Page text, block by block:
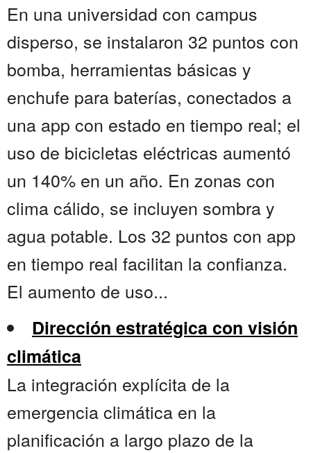
En una universidad con campus
disperso, se instalaron 32 puntos con
bomba, herramientas básicas y
enchufe para baterías, conectados a
una app con estado en tiempo real; el
uso de bicicletas eléctricas aumentó
un 140% en un año. En zonas con
clima cálido, se incluyen sombra y
agua potable. Los 32 puntos con app
en tiempo real facilitan la confianza.
El aumento de uso...
Dirección estratégica con visión
climática
La integración explícita de la
emergencia climática en la
planificación a largo plazo de la